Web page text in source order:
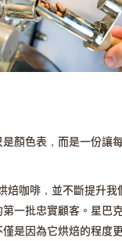
顏色表，而是一份讓
焙咖啡，並不斷提升我
一批忠實顧客。星巴
是因為它烘焙的程度